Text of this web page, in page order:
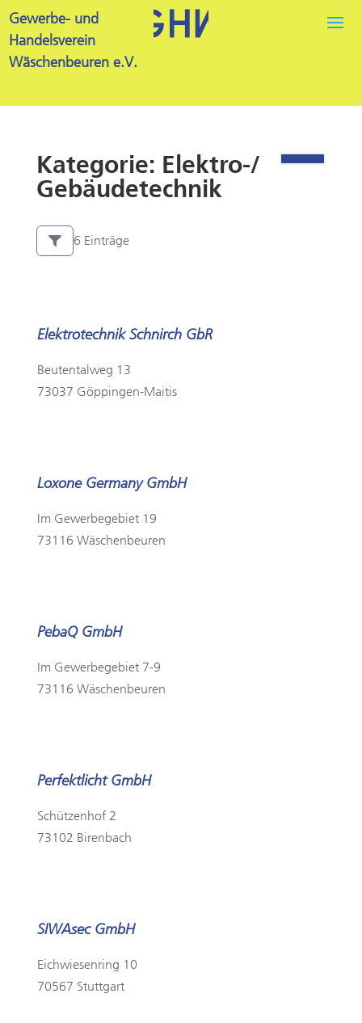
Gewerbe- und
Handelsverein
Wäschenbeuren e.V.
Kategorie: Elektro-/
Gebäudetechnik
6 Einträge
Elektrotechnik Schnirch GbR
Beutentalweg 13
73037 Göppingen-Maitis
Loxone Germany GmbH
Im Gewerbegebiet 19
73116 Wäschenbeuren
PebaQ GmbH
Im Gewerbegebiet 7-9
73116 Wäschenbeuren
Perfektlicht GmbH
Schützenhof 2
73102 Birenbach
SIWAsec GmbH
Eichwiesenring 10
70567 Stuttgart